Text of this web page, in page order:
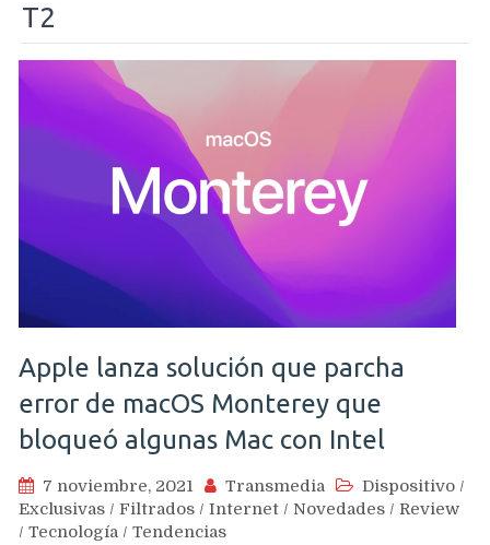
T2
Apple lanza solución que parcha
error de macOS Monterey que
bloqueó algunas Mac con Intel
7 noviembre, 2021 Transmedia Dispositivo /
Exclusivas / Filtrados / Internet / Novedades / Review
/ Tecnología / Tendencias